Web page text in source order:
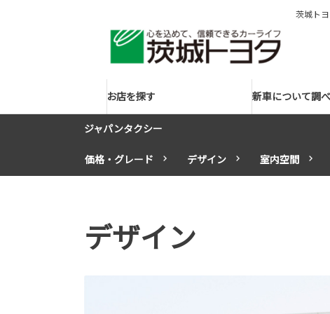
お店を探す 新車について調
茨城ト
ジャパンタクシー
価格・グレード デザイン 室内空間
デザイン